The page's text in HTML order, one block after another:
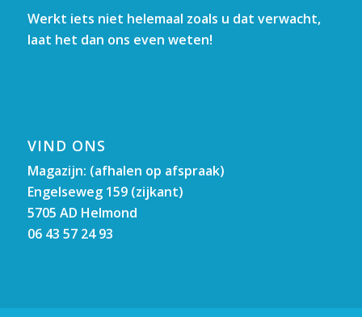
Werkt iets niet helemaal zoals u dat verwacht,
laat het dan ons even weten!
VIND ONS
Magazijn: (afhalen op afspraak)
Engelseweg 159 (zijkant)
5705 AD Helmond
06 43 57 24 93